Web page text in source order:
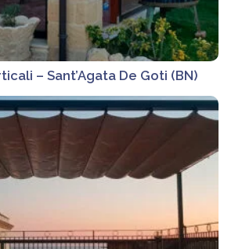
– Sant’Agata De Goti (BN)